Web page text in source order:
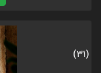
(31)